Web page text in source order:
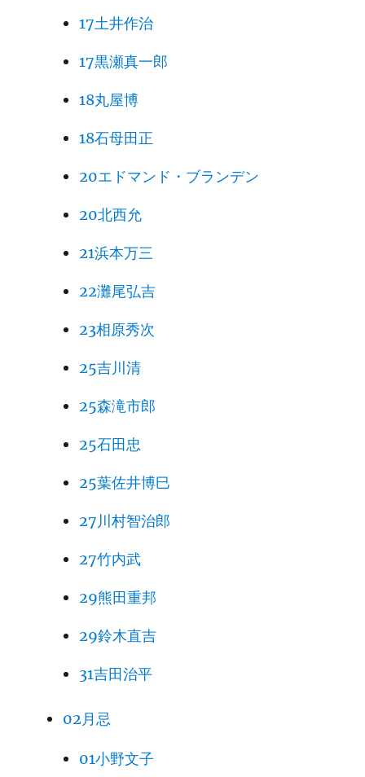
17土井作治
17黒瀬真一郎
18丸屋博
18石母田正
20エドマンド・ブランデン
20北西允
21浜本万三
22灘尾弘吉
23相原秀次
25吉川清
25森滝市郎
25石田忠
25葉佐井博巳
27川村智治郎
27竹内武
29熊田重邦
29鈴木直吉
31吉田治平
02月忌
01小野文子